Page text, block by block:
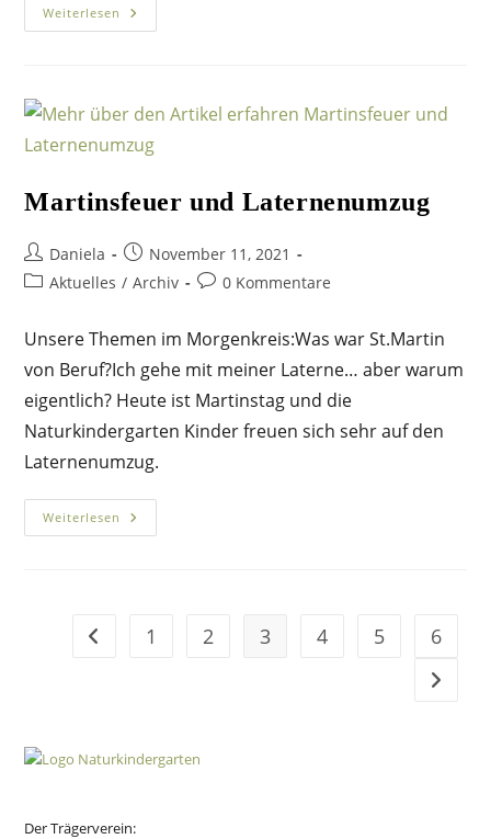
Weiterlesen Selbstgemachte
Kaminanzünder
Martinsfeuer und Laternenumzug
Beitrags-
Autor:
Daniela
Beitrag
veröffentlicht:
November 11, 2021
Beitrags-
Aktuelles / Archiv
Beitrags-
0 Kommentare
Unsere Themen im Morgenkreis:Was war St.Martin
von Beruf?Ich gehe mit meiner Laterne… aber warum
eigentlich? Heute ist Martinstag und die
Naturkindergarten Kinder freuen sich sehr auf den
Laternenumzug.
Weiterlesen Martinsfeuer
Und
Zur vorherigen Seite
1 2 3 4 5 6
Zur
Der Trägerverein: